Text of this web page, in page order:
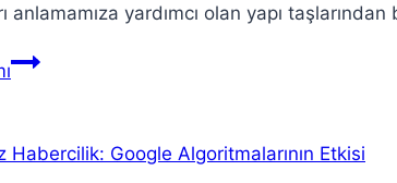
anlamamıza yardımcı olan yapı taşlarından
Teori
Kavramlar: